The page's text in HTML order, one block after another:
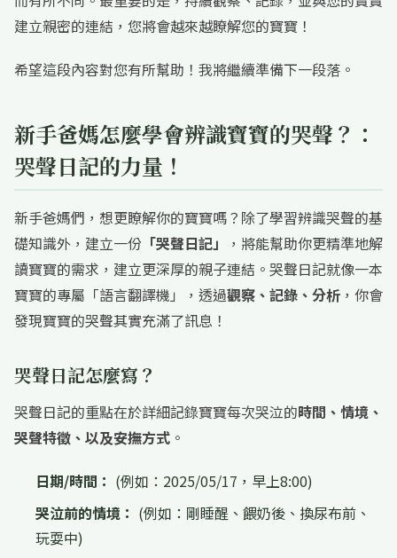
建立親密的連結，您將會越來越瞭解您的寶寶！
希望這段內容對您有所幫助！我將繼續準備下一段落。
新手爸媽怎麼學會辨識寶寶的哭聲？：
哭聲日記的力量！
新手爸媽們，想更瞭解你的寶寶嗎？除了學習辨識哭聲的基
礎知識外，建立一份 「哭聲日記」
，將能幫助你更精準地解
讀寶寶的需求，建立更深厚的親子連結。哭聲日記就像一本
寶寶的專屬「語言翻譯機」，透過觀察、記錄、分析 ，你會
發現寶寶的哭聲其實充滿了訊息！
哭聲日記怎麼寫？
哭聲日記的重點在於詳細記錄寶寶每次哭泣的時間、情境、
哭聲特徵、以及安撫方式 。
日期/時間： (例如：2025/05/17，早上8:00)
哭泣前的情境： (例如：剛睡醒、餵奶後、換尿布前、
玩耍中)